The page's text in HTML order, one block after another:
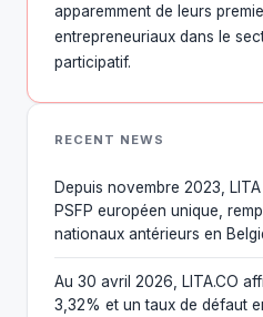
apparemment de leurs
entrepreneuriaux dans le
participatif.
RECENT NEWS
Depuis novembre 2023,
PSFP européen unique,
nationaux antérieurs en
Au 30 avril 2026, LITA.CO
3,32% et un taux de défaut